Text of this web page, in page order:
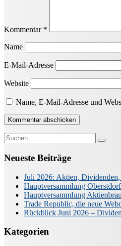
Kommentar *
Name
E-Mail-Adresse
Website
Name, E-Mail-Adresse und
Suche
nach:
Neueste Beiträge
Juli 2026: Aktien, Dividenden,
Hauptversammlung
Hauptversammlung
Trade Republic, die neue
Rückblick Juni 2026 –
Kategorien